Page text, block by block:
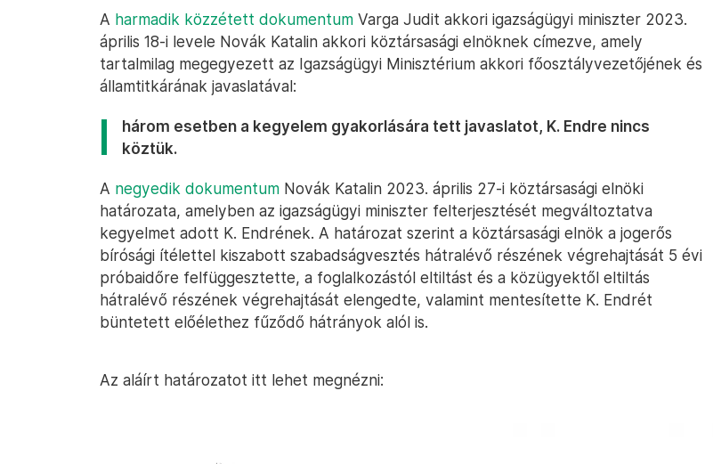
A harmadik közzétett dokumentum Varga Judit akkori igazságügyi miniszter 2023.
április 18-i levele Novák Katalin akkori köztársasági elnöknek címezve, amely
tartalmilag megegyezett az Igazságügyi Minisztérium akkori főosztályvezetőjének és
államtitkárának javaslatával:
három esetben a kegyelem gyakorlására tett javaslatot, K. Endre nincs
köztük.
A negyedik dokumentum Novák Katalin 2023. április 27-i köztársasági elnöki
határozata, amelyben az igazságügyi miniszter felterjesztését megváltoztatva
kegyelmet adott K. Endrének. A határozat szerint a köztársasági elnök a jogerős
bírósági ítélettel kiszabott szabadságvesztés hátralévő részének végrehajtását 5 évi
próbaidőre felfüggesztette, a foglalkozástól eltiltást és a közügyektől eltiltás
hátralévő részének végrehajtását elengedte, valamint mentesítette K. Endrét
büntetett előélethez fűződő hátrányok alól is.
Az aláírt határozatot itt lehet megnézni: